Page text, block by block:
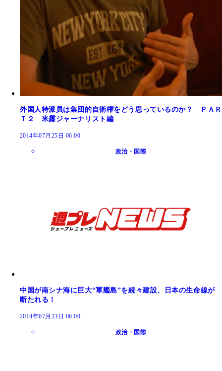
外国人特派員は集団的自衛権をどう思っているのか？ ＰＡＲ
Ｔ２ 米露ジャーナリスト編
2014年07月25日 06:00
政治・国際
中国が南シナ海に巨大“軍艦島”を続々建設、日本の生命線が
断たれる！
2014年07月23日 06:00
政治・国際